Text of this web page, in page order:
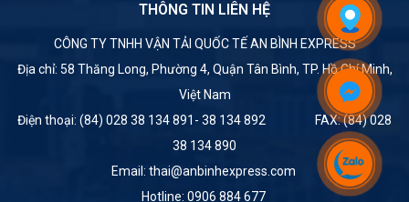
THÔNG TIN LIÊN HỆ
CÔNG TY TNHH VẬN TẢI QUỐC TẾ AN BÌNH EXPRESS
Địa chỉ: 58 Thăng Long, Phường 4, Quận Tân Bình, TP. Hồ Chí Minh,
Việt Nam
Điện thoại: (84) 028 38 134 891- 38 134 892 FAX: (84) 028
38 134 890
Email: thai@anbinhexpress.com
Hotline: 0906 884 677